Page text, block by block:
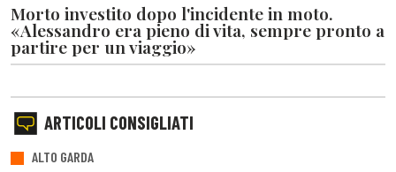
Morto investito dopo l'incidente in moto.
«Alessandro era pieno di vita, sempre pronto a
partire per un viaggio»
ARTICOLI CONSIGLIATI
ALTO GARDA